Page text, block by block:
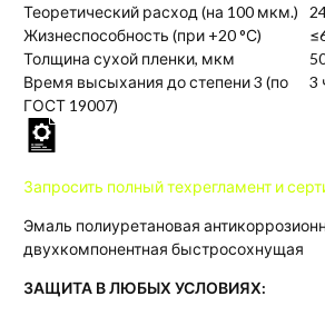
Теоретический расход (на 100 мкм.)
Жизнеспособность (при +20 °С)
Толщина сухой пленки, мкм
Время высыхания до степени 3 (по
ГОСТ 19007)
3
Запросить полный техрегламент и
Эмаль полиуретановая
двухкомпонентная быстросохнущая
ЗАЩИТА В ЛЮБЫХ УСЛОВИЯХ: